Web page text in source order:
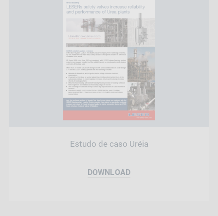
Estudo de caso Uréia
DOWNLOAD